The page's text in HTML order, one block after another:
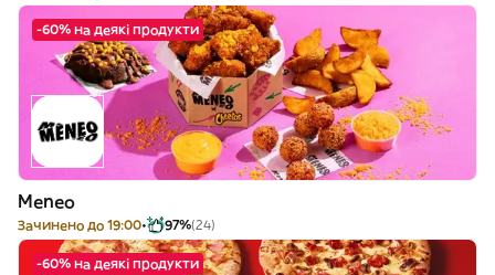
-60% на деякі продукти
Meneo
Зачинено до 19:00 97%(24)
-60% на деякі продукти